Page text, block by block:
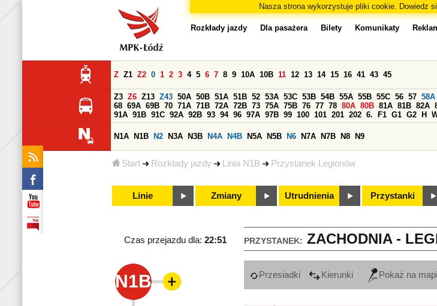
Nasza strona wykorzystuje pliki cookie. Dowiedz
Start Rozkłady jazdy Linia N1B Przystanek Legionów
Rozkłady jazdy Dla pasażera Bilety Komunikaty
Z Z1 Z2 0 1 2 3 4 5 6 7 8 9 10A 10B 11 12 13 14 15 16 41 43 45
Z3 Z6 Z13 Z43 50A 50B 51A 51B 52 53A 53C 53B 54B 55A 55B 55C 56 57 58A
68 69A 69B 70 71A 71B 72A 72B 73 75A 75B 76 77 78 80A 80B 81A 81B 82A
91A 91B 91C 92A 92B 93 94 96 97A 97B 99 100 101 201 202 6. F1 G1 G2 H
N1A N1B N2 N3A N3B N4A N4B N5A N5B N6 N7A N7B N8 N9
Linie Zmiany Utrudnienia Przystanki
PRZYSTANEK: ZACHODNIA -
Czas przejazdu dla: 22:51
N1B Przesiadki Kierunki Pokaż na